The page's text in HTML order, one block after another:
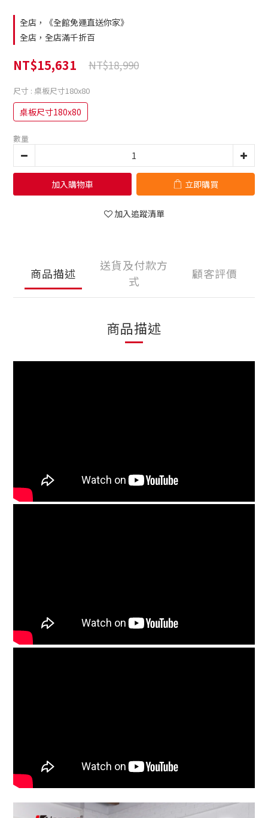
全店，《全館免運直送你家》
全店，全店滿千折百
NT$15,631 NT$18,990
尺寸 : 桌板尺寸180x80
桌板尺寸180x80
數量
加入購物車 立即購買
加入追蹤清單
商品描述
送貨及付款方
式
顧客評價
商品描述